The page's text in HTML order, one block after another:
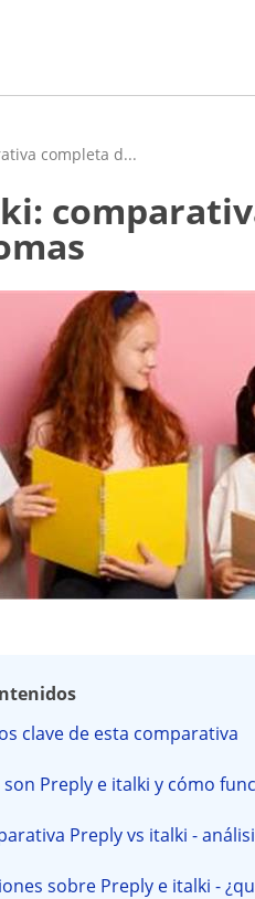
completa d...
clave de esta comparativa
son Preply e italki y cómo
Preply vs italki -
sobre Preply e italki -